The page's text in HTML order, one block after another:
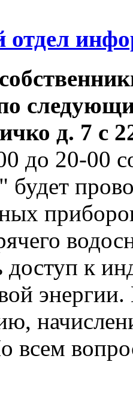
отдел
д. 7 с
до 20-00
доступ к
энергии.
всем